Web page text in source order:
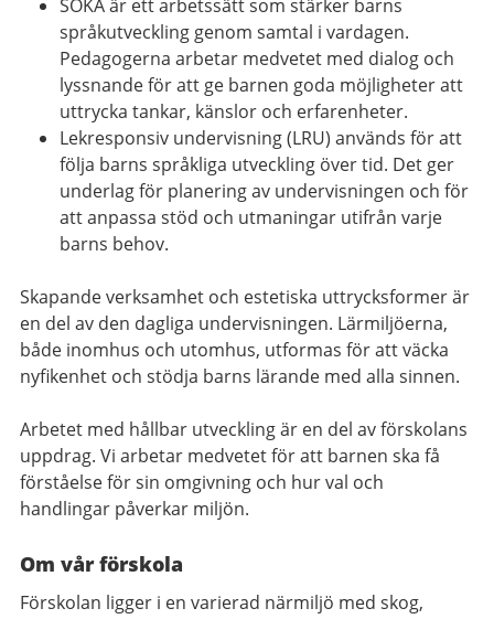
SOKA är ett arbetssätt som stärker barns
språkutveckling genom samtal i vardagen.
Pedagogerna arbetar medvetet med dialog och
lyssnande för att ge barnen goda möjligheter att
uttrycka tankar, känslor och erfarenheter.
Lekresponsiv undervisning (LRU) används för att
följa barns språkliga utveckling över tid. Det ger
underlag för planering av undervisningen och för
att anpassa stöd och utmaningar utifrån varje
barns behov.
Skapande verksamhet och estetiska uttrycksformer är
en del av den dagliga undervisningen. Lärmiljöerna,
både inomhus och utomhus, utformas för att väcka
nyfikenhet och stödja barns lärande med alla sinnen.
Arbetet med hållbar utveckling är en del av förskolans
uppdrag. Vi arbetar medvetet för att barnen ska få
förståelse för sin omgivning och hur val och
handlingar påverkar miljön.
Om vår förskola
Förskolan ligger i en varierad närmiljö med skog,